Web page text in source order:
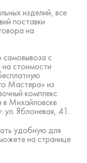
изделий, все
поставки
на
самовывоза с
стоимости
Мастера» из
комплекс
в Михайловске
ул. Яблоневая, 41.
удобную для
на странице